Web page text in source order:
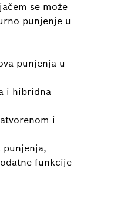
se može
punjenje u
punjenja u
i hibridna
i
funkcije